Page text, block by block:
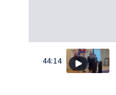
44:14